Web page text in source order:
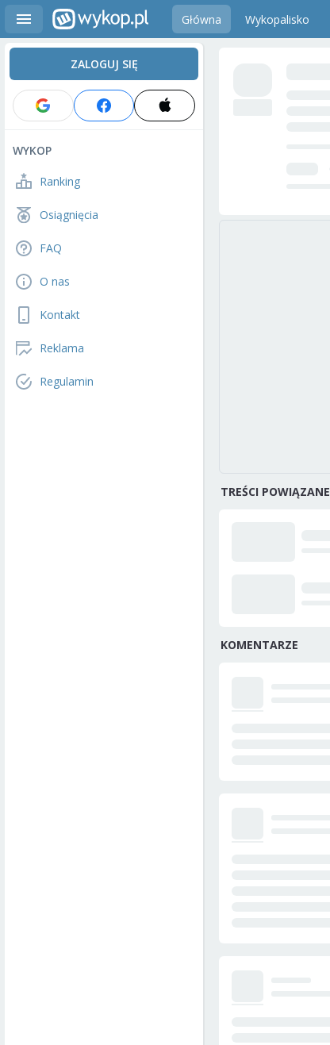
Główna Wykopalisko
ZALOGUJ SIĘ
WYKOP
Ranking
Osiągnięcia
FAQ
O nas
Kontakt
Reklama
Regulamin
TREŚCI POWIĄZANE
KOMENTARZE